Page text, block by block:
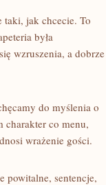
taki, jak chcecie. To
była
wzruszenia, a dobrze
do myślenia o
co menu,
wrażenie gości.
powitalne, sentencje,